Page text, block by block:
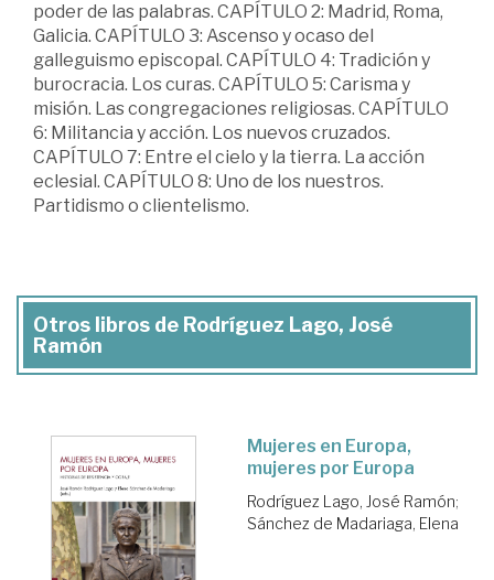
poder de las palabras. CAPÍTULO 2: Madrid, Roma,
Galicia. CAPÍTULO 3: Ascenso y ocaso del
galleguismo episcopal. CAPÍTULO 4: Tradición y
burocracia. Los curas. CAPÍTULO 5: Carisma y
misión. Las congregaciones religiosas. CAPÍTULO
6: Militancia y acción. Los nuevos cruzados.
CAPÍTULO 7: Entre el cielo y la tierra. La acción
eclesial. CAPÍTULO 8: Uno de los nuestros.
Partidismo o clientelismo.
Otros libros de Rodríguez Lago, José
Ramón
Mujeres en Europa,
mujeres por Europa
Rodríguez Lago, José Ramón;
Sánchez de Madariaga, Elena